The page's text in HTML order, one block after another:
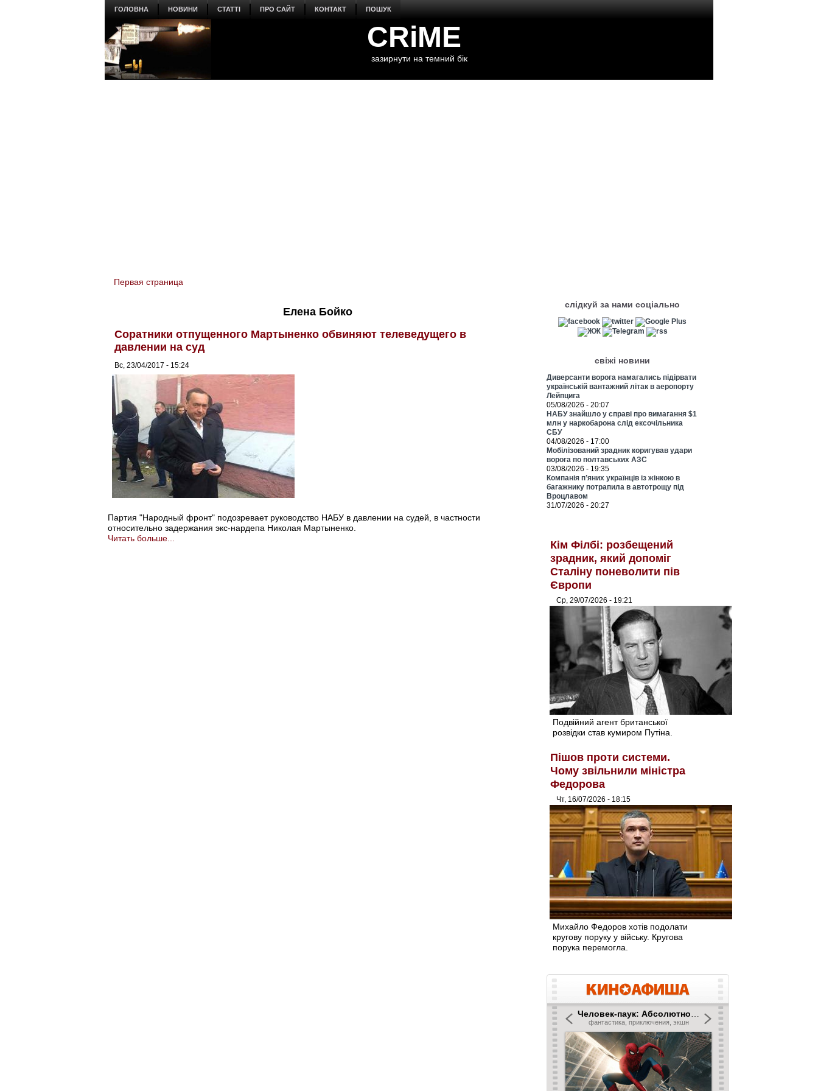
ГОЛОВНА НОВИНИ СТАТТІ ПРО САЙТ КОНТАКТ ПОШУК
CRiME
зазирнути на темний бік
You are here
Первая страница
Елена Бойко
Соратники отпущенного Мартыненко обвиняют телеведущего в
давлении на суд
Вс, 23/04/2017 - 15:24
Партия "Народный фронт" подозревает руководство НАБУ в давлении на судей, в частности
относительно задержания экс-нардепа Николая Мартыненко.
Читать больше...
слідкуй за нами соціально
свіжі новини
Диверсанти ворога намагались підірвати
українській вантажний літак в аеропорту
Лейпцига
05/08/2026 - 20:07
НАБУ знайшло у справі про вимагання $1
млн у наркобарона слід ексочільника
СБУ
04/08/2026 - 17:00
Мобілізований зрадник коригував удари
ворога по полтавських АЗС
03/08/2026 - 19:35
Компанія п’яних українців із жінкою в
багажнику потрапила в автотрощу під
Вроцлавом
31/07/2026 - 20:27
Кім Філбі: розбещений
зрадник, який допоміг
Сталіну поневолити пів
Європи
Ср, 29/07/2026 - 19:21
Подвійний агент британської
розвідки став кумиром Путіна.
Пішов проти системи.
Чому звільнили міністра
Федорова
Чт, 16/07/2026 - 18:15
Михайло Федоров хотів подолати
кругову поруку у війську. Кругова
порука перемогла.